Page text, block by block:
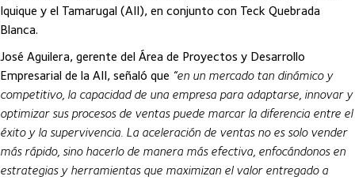
Iquique y el Tamarugal (AII), en conjunto con Teck Quebrada
Blanca.
José Aguilera, gerente del Área de Proyectos y Desarrollo
Empresarial de la AII, señaló que “en un mercado tan dinámico y
competitivo, la capacidad de una empresa para adaptarse, innovar y
optimizar sus procesos de ventas puede marcar la diferencia entre el
éxito y la supervivencia. La aceleración de ventas no es solo vender
más rápido, sino hacerlo de manera más efectiva, enfocándonos en
estrategias y herramientas que maximizan el valor entregado a